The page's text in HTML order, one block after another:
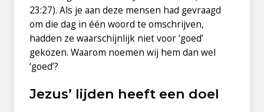
23:27). Als je aan deze mensen had gevraagd
om die dag in één woord te omschrijven,
hadden ze waarschijnlijk niet voor ‘goed’
gekozen. Waarom noemen wij hem dan wel
‘goed’?
Jezus’ lijden heeft een doel